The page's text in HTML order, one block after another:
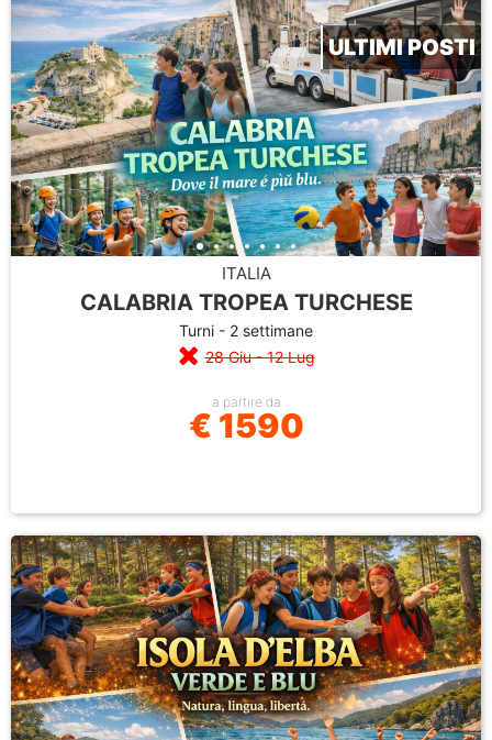
ULTIMI POSTI
ITALIA
CALABRIA TROPEA TURCHESE
Turni - 2 settimane
28 Giu - 12 Lug
a partire da
€ 1590